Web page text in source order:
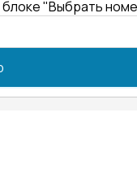
блоке "Выбрать